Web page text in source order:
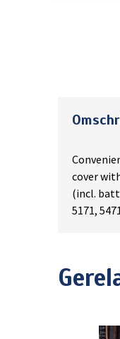
cover
(incl.
5171,